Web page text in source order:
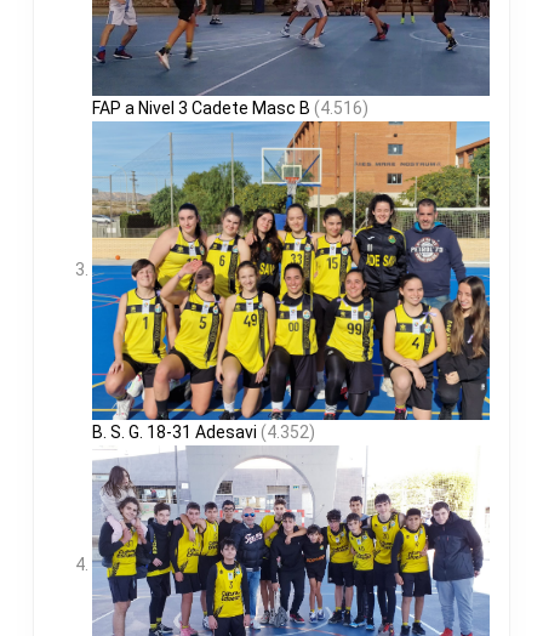
FAP a Nivel 3 Cadete Masc B (4.516)
B. S. G. 18-31 Adesavi (4.352)